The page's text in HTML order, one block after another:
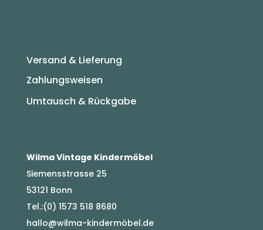
Versand & Lieferung
Zahlungsweisen
Umtausch & Rückgabe
Wilma Vintage Kindermöbel
Siemensstrasse 25
53121 Bonn
Tel.:(0) 1573 518 8680
hallo@wilma-kindermöbel.de